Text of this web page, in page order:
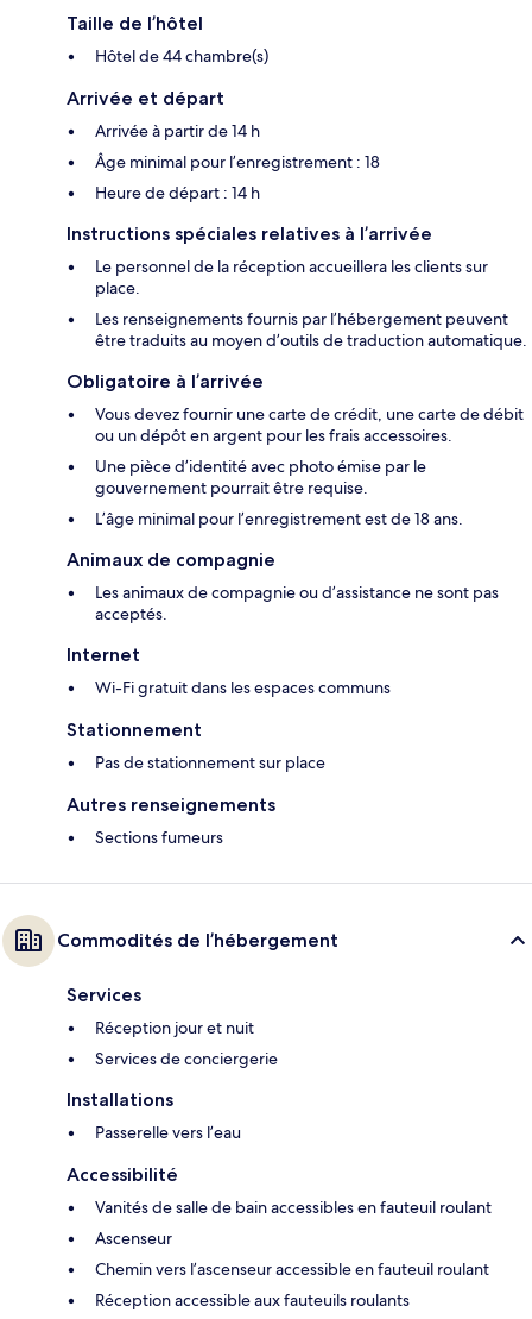
Taille de l’hôtel
Hôtel de 44 chambre(s)
Arrivée et départ
Arrivée à partir de 14 h
Âge minimal pour l’enregistrement : 18
Heure de départ : 14 h
Instructions spéciales relatives à l’arrivée
Le personnel de la réception accueillera les clients sur
place.
Les renseignements fournis par l’hébergement peuvent
être traduits au moyen d’outils de traduction automatique.
Obligatoire à l’arrivée
Vous devez fournir une carte de crédit, une carte de débit
ou un dépôt en argent pour les frais accessoires.
Une pièce d’identité avec photo émise par le
gouvernement pourrait être requise.
L’âge minimal pour l’enregistrement est de 18 ans.
Animaux de compagnie
Les animaux de compagnie ou d’assistance ne sont pas
acceptés.
Internet
Wi-Fi gratuit dans les espaces communs
Stationnement
Pas de stationnement sur place
Autres renseignements
Sections fumeurs
Commodités de l’hébergement
Services
Réception jour et nuit
Services de conciergerie
Installations
Passerelle vers l’eau
Accessibilité
Vanités de salle de bain accessibles en fauteuil roulant
Ascenseur
Chemin vers l’ascenseur accessible en fauteuil roulant
Réception accessible aux fauteuils roulants